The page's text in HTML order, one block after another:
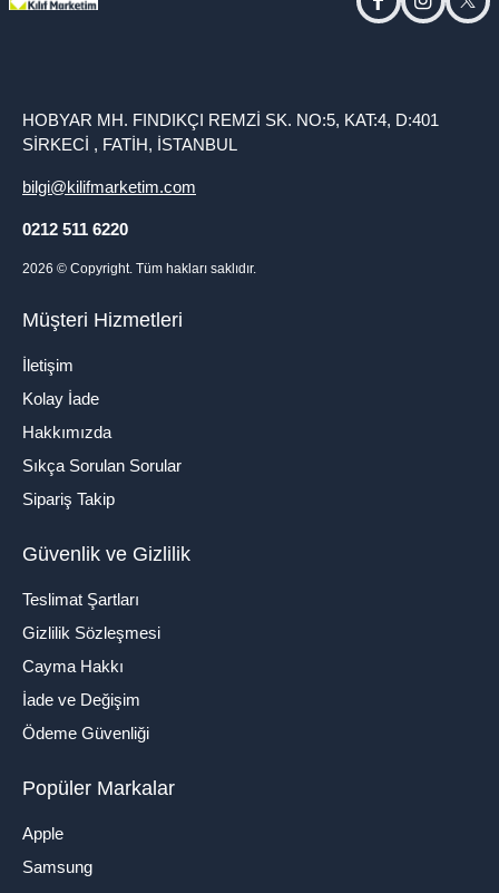
facebookinstagram
HOBYAR MH. FINDIKÇI REMZİ SK. NO:5, KAT:4, D:401
SİRKECİ , FATİH, İSTANBUL
bilgi@kilifmarketim.com
0212 511 6220
2026 © Copyright. Tüm hakları saklıdır.
Müşteri Hizmetleri
İletişim
Kolay İade
Hakkımızda
Sıkça Sorulan Sorular
Sipariş Takip
Güvenlik ve Gizlilik
Teslimat Şartları
Gizlilik Sözleşmesi
Cayma Hakkı
İade ve Değişim
Ödeme Güvenliği
Popüler Markalar
Apple
Samsung